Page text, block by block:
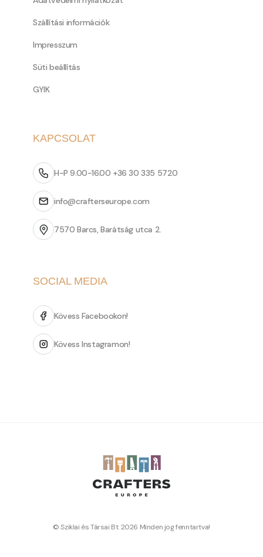
Szállítási információk
Impresszum
Süti beállítás
GYIK
KAPCSOLAT
H-P 9.00-16.00 +36 30 335 5720
info@crafterseurope.com
7570 Barcs, Barátság utca 2.
SOCIAL MEDIA
Kövess Facebookon!
Kövess Instagramon!
© Sziklai és Társai Bt. 2026 Minden jog fenntartva!